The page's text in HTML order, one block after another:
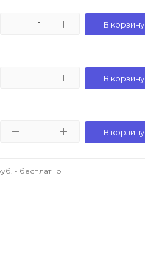
В корзину
В корзину
В корзину
- бесплатно